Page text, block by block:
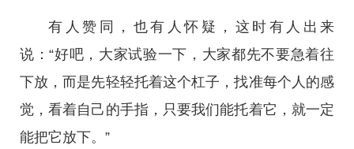
有人赞同，也有人怀疑，这时有人出来
说：“好吧，大家试验一下，大家都先不要急着往
下放，而是先轻轻托着这个杠子，找准每个人的感
觉，看着自己的手指，只要我们能托着它，就一定
能把它放下。”